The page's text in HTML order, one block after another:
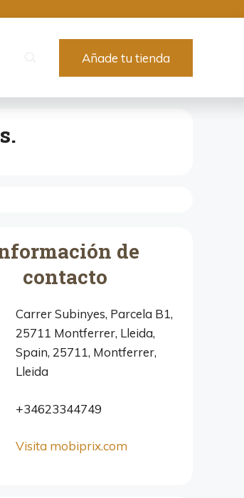
Añade tu tienda
de
contacto
Carrer Subinyes, Parcela B1,
25711 Montferrer, Lleida,
Spain, 25711, Montferrer,
Lleida
+34623344749
Visita mobiprix.com